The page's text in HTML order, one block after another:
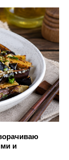
и